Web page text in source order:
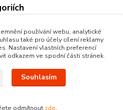
používání webu, analytické
také pro účely cílení reklamy
Nastavení vlastních preferencí
odkazem ve spodní části stránek.
Souhlasím
odmítnout zde.